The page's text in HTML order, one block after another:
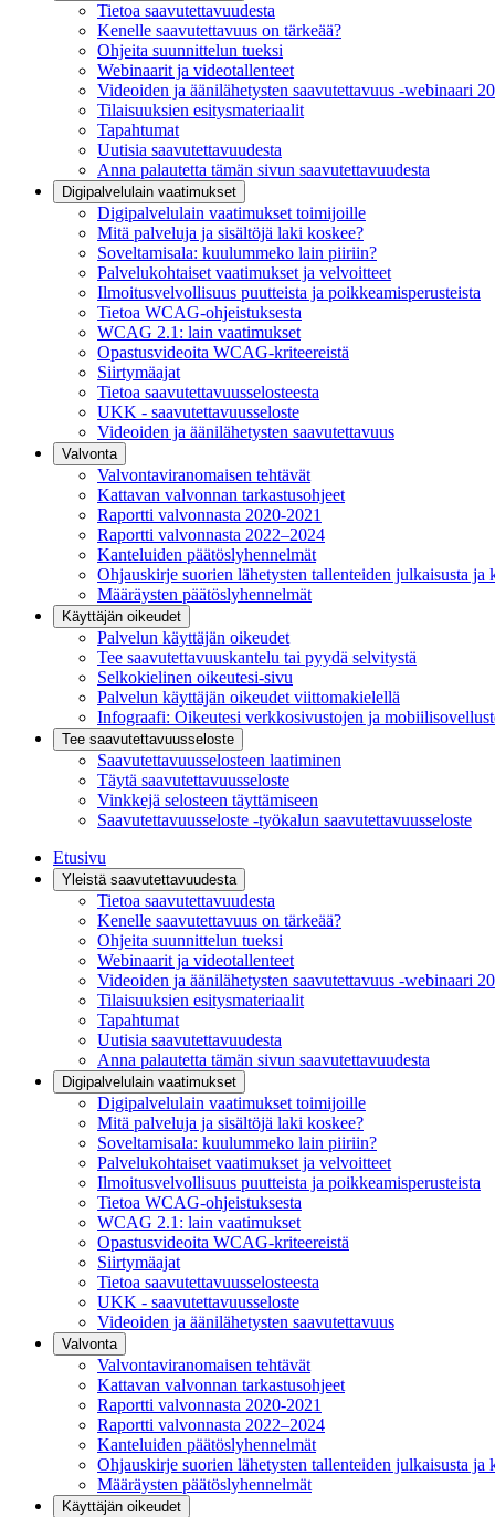
Tietoa saavutettavuudesta
Kenelle saavutettavuus on tärkeää?
Ohjeita suunnittelun tueksi
Webinaarit ja videotallenteet
Videoiden ja äänilähetysten saavutettavuus -webinaari
Tilaisuuksien esitysmateriaalit
Tapahtumat
Uutisia saavutettavuudesta
Anna palautetta tämän sivun saavutettavuudesta
Digipalvelulain vaatimukset
Digipalvelulain vaatimukset toimijoille
Mitä palveluja ja sisältöjä laki koskee?
Soveltamisala: kuulummeko lain piiriin?
Palvelukohtaiset vaatimukset ja velvoitteet
Ilmoitusvelvollisuus puutteista ja poikkeamisperusteista
Tietoa WCAG-ohjeistuksesta
WCAG 2.1: lain vaatimukset
Opastusvideoita WCAG-kriteereistä
Siirtymäajat
Tietoa saavutettavuusselosteesta
UKK - saavutettavuusseloste
Videoiden ja äänilähetysten saavutettavuus
Valvonta
Valvontaviranomaisen tehtävät
Kattavan valvonnan tarkastusohjeet
Raportti valvonnasta 2020-2021
Raportti valvonnasta 2022–2024
Kanteluiden päätöslyhennelmät
Ohjauskirje suorien lähetysten tallenteiden julkaisusta ja
Määräysten päätöslyhennelmät
Käyttäjän oikeudet
Palvelun käyttäjän oikeudet
Tee saavutettavuuskantelu tai pyydä selvitystä
Selkokielinen oikeutesi-sivu
Palvelun käyttäjän oikeudet viittomakielellä
Infograafi: Oikeutesi verkkosivustojen ja
Tee saavutettavuusseloste
Saavutettavuus­selosteen laatiminen
Täytä saavutettavuusseloste
Vinkkejä selosteen täyttämiseen
Saavutettavuusseloste -työkalun saavutettavuusseloste
Etusivu
Yleistä saavutettavuudesta
Tietoa saavutettavuudesta
Kenelle saavutettavuus on tärkeää?
Ohjeita suunnittelun tueksi
Webinaarit ja videotallenteet
Videoiden ja äänilähetysten saavutettavuus -webinaari
Tilaisuuksien esitysmateriaalit
Tapahtumat
Uutisia saavutettavuudesta
Anna palautetta tämän sivun saavutettavuudesta
Digipalvelulain vaatimukset
Digipalvelulain vaatimukset toimijoille
Mitä palveluja ja sisältöjä laki koskee?
Soveltamisala: kuulummeko lain piiriin?
Palvelukohtaiset vaatimukset ja velvoitteet
Ilmoitusvelvollisuus puutteista ja poikkeamisperusteista
Tietoa WCAG-ohjeistuksesta
WCAG 2.1: lain vaatimukset
Opastusvideoita WCAG-kriteereistä
Siirtymäajat
Tietoa saavutettavuusselosteesta
UKK - saavutettavuusseloste
Videoiden ja äänilähetysten saavutettavuus
Valvonta
Valvontaviranomaisen tehtävät
Kattavan valvonnan tarkastusohjeet
Raportti valvonnasta 2020-2021
Raportti valvonnasta 2022–2024
Kanteluiden päätöslyhennelmät
Ohjauskirje suorien lähetysten tallenteiden julkaisusta ja
Määräysten päätöslyhennelmät
Käyttäjän oikeudet